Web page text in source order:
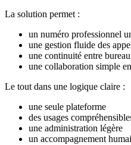
La solution permet :
un numéro professionnel
une gestion fluide des
une continuité entre
une collaboration simple
Le tout dans une logique claire :
une seule plateforme
des usages
une administration légère
un accompagnement